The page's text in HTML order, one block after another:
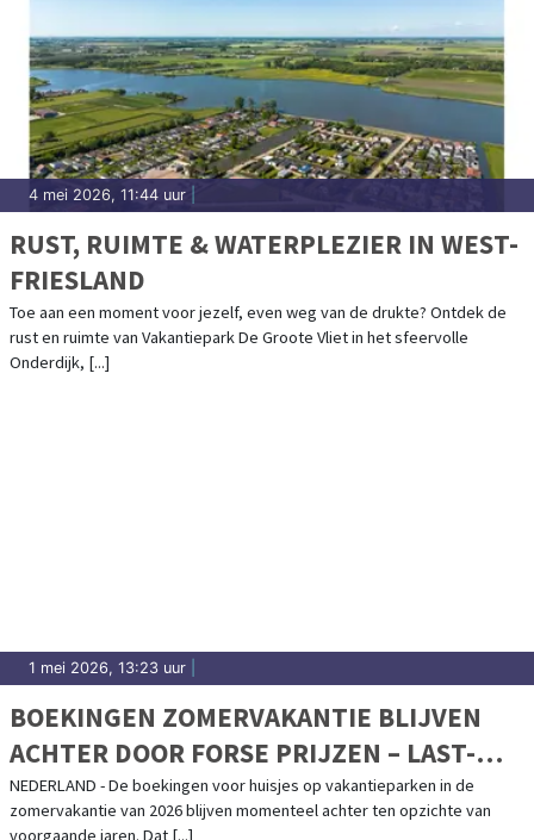
4 mei 2026, 11:44 uur
RUST, RUIMTE & WATERPLEZIER IN WEST-
FRIESLAND
Toe aan een moment voor jezelf, even weg van de drukte? Ontdek de
rust en ruimte van Vakantiepark De Groote Vliet in het sfeervolle
Onderdijk, [...]
1 mei 2026, 13:23 uur
BOEKINGEN ZOMERVAKANTIE BLIJVEN
ACHTER DOOR FORSE PRIJZEN – LAST-
MINUTE EXPLOSIE VERWACHT
NEDERLAND - De boekingen voor huisjes op vakantieparken in de
zomervakantie van 2026 blijven momenteel achter ten opzichte van
voorgaande jaren. Dat [...]